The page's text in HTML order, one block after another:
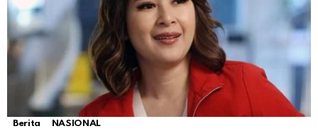
Berita NASIONAL